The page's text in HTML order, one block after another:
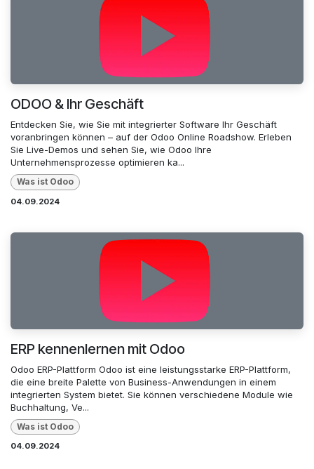
ODOO & Ihr Geschäft
Entdecken Sie, wie Sie mit integrierter Software Ihr Geschäft
voranbringen können – auf der Odoo Online Roadshow. Erleben
Sie Live-Demos und sehen Sie, wie Odoo Ihre
Unternehmensprozesse optimieren ka...
Was ist Odoo
04.09.2024
ERP kennenlernen mit Odoo
Odoo ERP-Plattform Odoo ist eine leistungsstarke ERP-Plattform,
die eine breite Palette von Business-Anwendungen in einem
integrierten System bietet. Sie können verschiedene Module wie
Buchhaltung, Ve...
Was ist Odoo
04.09.2024